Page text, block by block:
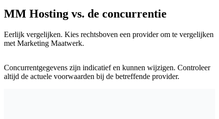
MM Hosting vs. de concurrentie
Eerlijk vergelijken. Kies rechtsboven een provider om te vergelijken
met Marketing Maatwerk.
Concurrentgegevens zijn indicatief en kunnen wijzigen. Controleer
altijd de actuele voorwaarden bij de betreffende provider.